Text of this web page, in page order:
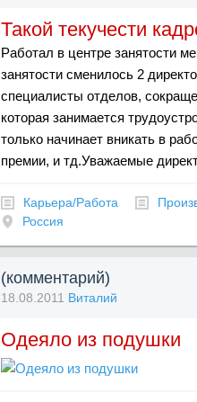
Такой текучести
Работал в центре занятости
занятости сменилось 2
специалисты отделов,
которая занимается
только начинает вникать в
премии, и тд.Уважаемые
Карьера/Работа
Россия
(комментарий)
18.08.2011 Виталий
Одеяло из подушки